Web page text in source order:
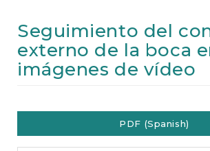
n
C
o
n
S
Seguimiento del
externo de la boca
imágenes de vídeo
Article
Sidebar
PDF (Spanish)